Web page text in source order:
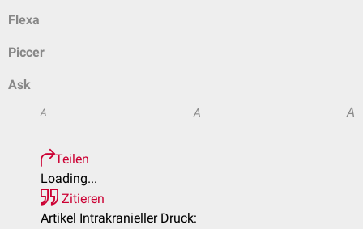
Flexa
Piccer
Ask
A A A
Teilen
Loading...
Zitieren
Artikel Intrakranieller Druck: